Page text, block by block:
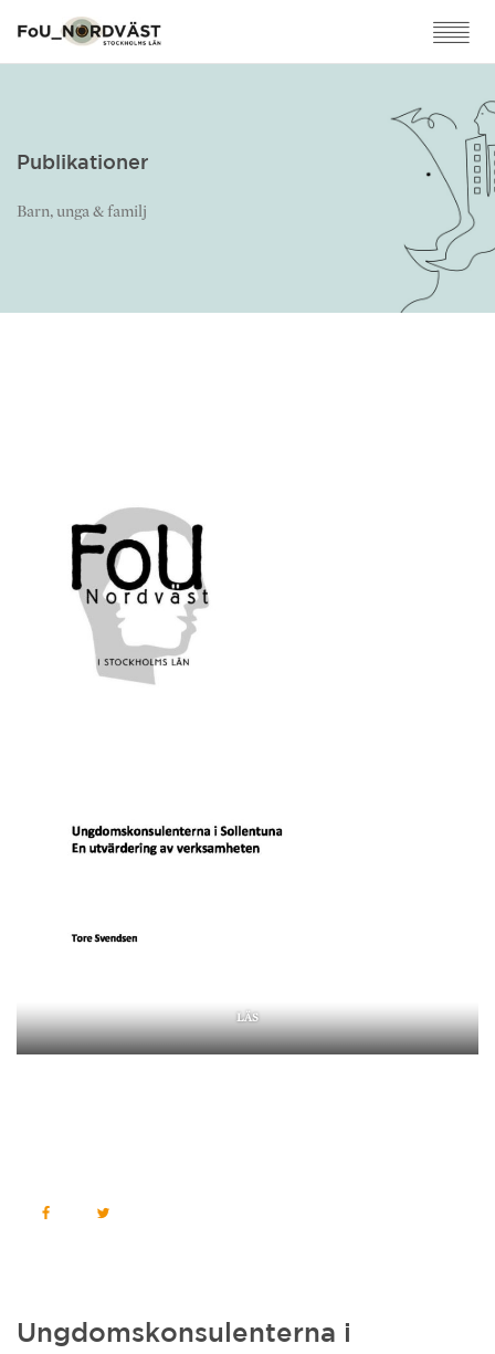
Publikationer
Barn, unga & familj
LÄS
Ungdomskonsulenterna i